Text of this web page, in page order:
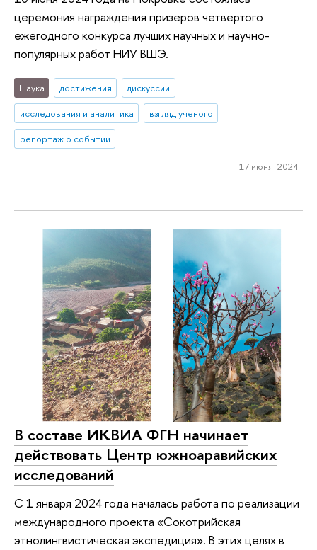
церемония награждения призеров четвертого
ежегодного конкурса лучших научных и научно-
популярных работ НИУ ВШЭ.
Наука достижения
дискуссии
исследования и аналитика
взгляд ученого
репортаж о событии
17 июня 2024
В составе ИКВИА ФГН начинает
действовать Центр южноаравийских
исследований
С 1 января 2024 года началась работа по реализации
международного проекта «Сокотрийская
этнолингвистическая экспедиция». В этих целях в